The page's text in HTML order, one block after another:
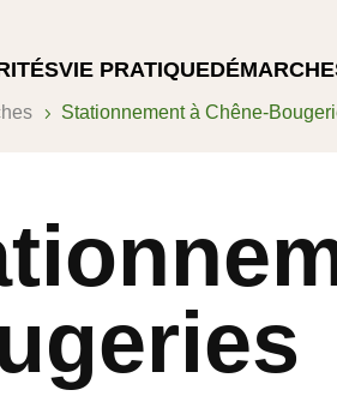
VIE PRATIQUE
5 Stationnement à Chêne-